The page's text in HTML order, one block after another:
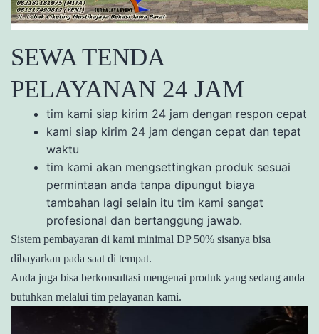
SEWA TENDA
PELAYANAN 24 JAM
tim kami siap kirim 24 jam dengan respon cepat
kami siap kirim 24 jam dengan cepat dan tepat
waktu
tim kami akan mengsettingkan produk sesuai
permintaan anda tanpa dipungut biaya
tambahan lagi selain itu tim kami sangat
profesional dan bertanggung jawab.
Sistem pembayaran di kami minimal DP 50% sisanya bisa
dibayarkan pada saat di tempat.
Anda juga bisa berkonsultasi mengenai produk yang sedang anda
butuhkan melalui tim pelayanan kami.